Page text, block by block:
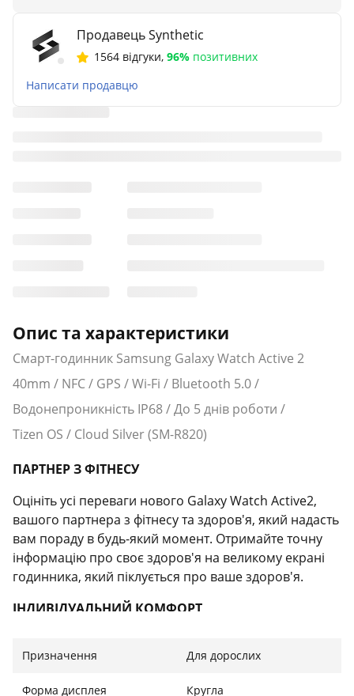
Продавець Synthetic
1564 відгуки, 96% позитивних
Написати продавцю
Опис та характеристики
Смарт-годинник Samsung Galaxy Watch Active 2
40mm / NFC / GPS / Wi-Fi / Bluetooth 5.0 /
Водонепроникність IP68 / До 5 днів роботи /
Tizen OS / Cloud Silver (SM-R820)
ПАРТНЕР З ФІТНЕСУ
Оцініть усі переваги нового Galaxy Watch Active2,
вашого партнера з фітнесу та здоров'я, який надасть
вам пораду в будь-який момент. Отримайте точну
інформацію про своє здоров'я на великому екрані
годинника, який піклується про ваше здоров'я.
ІНДИВІДУАЛЬНИЙ КОМФОРТ
24/7. Обери свій ідеальний варіант з безліччю опцій:
Призначення Для дорослих
Форма дисплея Кругла